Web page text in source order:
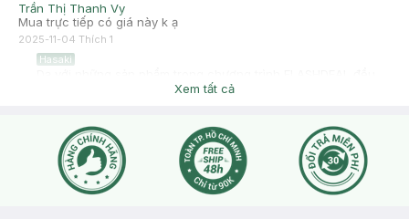
Trần Thị Thanh Vy
Mua trực tiếp có giá này k ạ
2025-11-04 Thích 1
Hasaki
có giới hạn số lượng và có thể kết thúc sớm hơn dự kiến, bạn
hàng bạn cũng có thể check lại với nhân viên trước khi thanh
toán giúp mình ạ.
2025-11-05Thích
Xem tất cả